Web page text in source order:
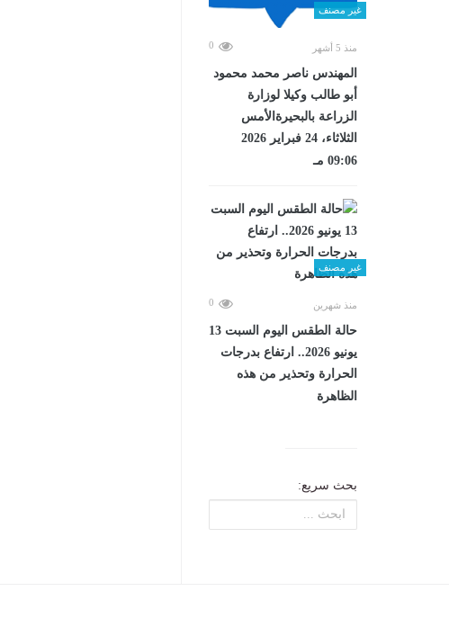
غير مصنف
منذ 5 أشهر 0
المهندس ناصر محمد محمود
أبو طالب وكيلا لوزارة
الزراعة بالبحيرةالأمس
الثلاثاء، 24 فبراير 2026
09:06 مـ
غير مصنف
منذ شهرين 0
حالة الطقس اليوم السبت 13
يونيو 2026.. ارتفاع بدرجات
الحرارة وتحذير من هذه
الظاهرة
بحث سريع: